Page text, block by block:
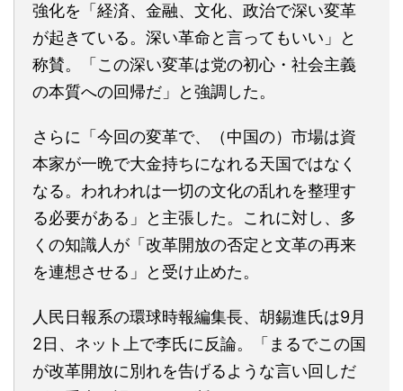
強化を「経済、金融、文化、政治で深い変革
が起きている。深い革命と言ってもいい」と
称賛。「この深い変革は党の初心・社会主義
の本質への回帰だ」と強調した。
さらに「今回の変革で、（中国の）市場は資
本家が一晩で大金持ちになれる天国ではなく
なる。われわれは一切の文化の乱れを整理す
る必要がある」と主張した。これに対し、多
くの知識人が「改革開放の否定と文革の再来
を連想させる」と受け止めた。
人民日報系の環球時報編集長、胡錫進氏は9月
2日、ネット上で李氏に反論。「まるでこの国
が改革開放に別れを告げるような言い回しだ